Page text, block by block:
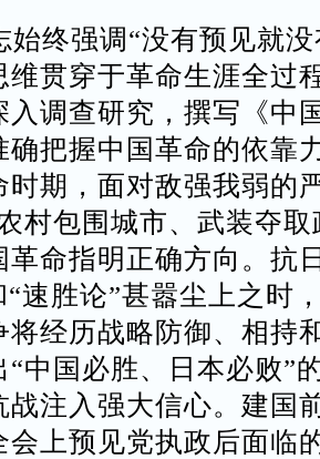
终强调“没有预见就没
维贯穿于革命生涯全过
入调查研究，撰写《中
确把握中国革命的依靠
时期，面对敌强我弱的
村包围城市、武装夺取
革命指明正确方向。抗
“速胜论”甚嚣尘上之时
将经历战略防御、相持
中国必胜、日本必败”
战注入强大信心。建国
会上预见党执政后面临